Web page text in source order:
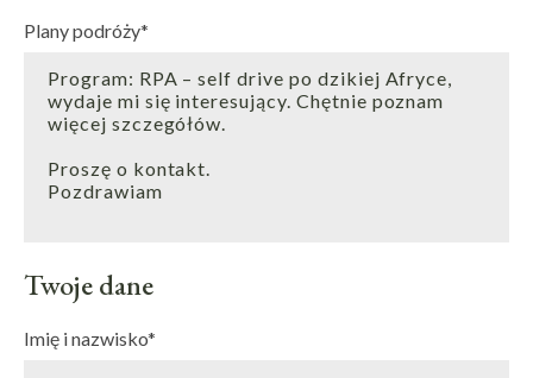
Plany podróży*
Twoje dane
Imię i nazwisko*